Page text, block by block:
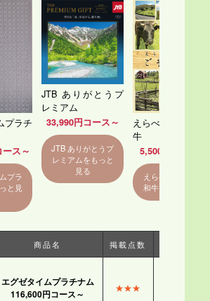
プラチ
ス～
プラ
と見
JTB ありがとうプ
レミアム
33,990円コース～
JTB ありがとうプ
レミアムをもっと
見る
えらべるブランド
牛
5,500円コース～
えらべるブランド
和牛をもっと見る
商品名 掲載点数
エグゼタイムプラチナム
116,600円コース～
★★★